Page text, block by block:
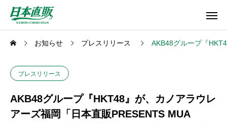
お知らせ プレスリリース AKB48グループ『
プレスリリース
AKB48グループ『HKT48』が、カノアラウレ
アーズ福岡「日本直販PRESENTS MUA